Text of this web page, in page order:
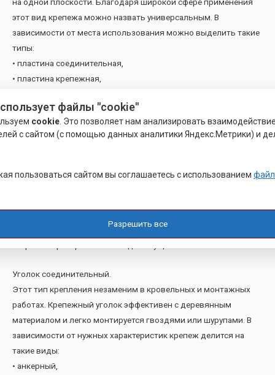
этот вид крепежа можно назвать универсальным. В
зависимости от места использования можно выделить такие
типы:
• пластина соединительная,
• пластина крепежная,
Перфорированные опоры.
Этот тип крепежа применяется, если нужно закрепить в
• Вторая – это закрытая опора бруса, где крепление создает
Уголок соединительный.
Этот тип крепления незаменим в кровельных и монтажных
работах. Крепежный уголок эффективен с деревянным
материалом и легко монтируется гвоздями или шурупами. В
зависимости от нужных характеристик крепеж делится на
такие виды:
• анкерный,
файлы "cookie"
cookie . Это позволяет нам анализировать
с сайтом (с помощью данных аналитики Яндекс.Метрики) и
пользоваться сайтом вы соглашаетесь с использованием
Разрешить все